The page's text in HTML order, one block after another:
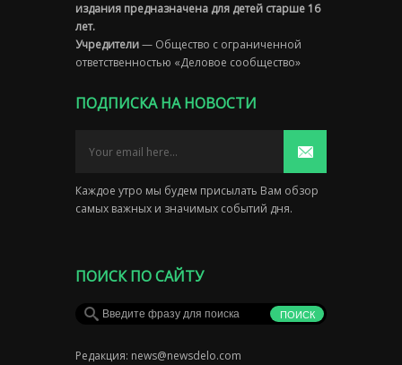
издания предназначена для детей старше 16
лет.
Учредители— Общество с ограниченной
ответственностью «Деловое сообщество»
ПОДПИСКА НА НОВОСТИ
Каждое утро мы будем присылать Вам обзор
самых важных и значимых событий дня.
ПОИСК ПО САЙТУ
Редакция: news@newsdelo.com